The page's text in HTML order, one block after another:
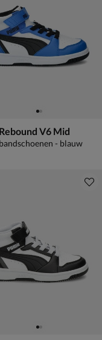
V6 Mid
- blauw